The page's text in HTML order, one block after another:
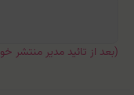
(بعد از تائید مدیر منتشر